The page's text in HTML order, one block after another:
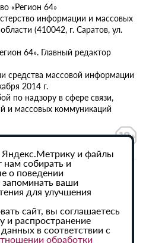
«Регион 64»
информации и массовых
(410042, г. Саратов, ул.
64». Главный редактор
средства массовой информации
2014 г.
по надзору в сфере связи,
и массовых коммуникаций
персональных данных
сайта активная
64» обязательна.
Яндекс.Метрику и файлы
нам собирать и
о поведении
ваши
для улучшения
сайт, вы соглашаетесь
и распространение
в соответствии с
обработки